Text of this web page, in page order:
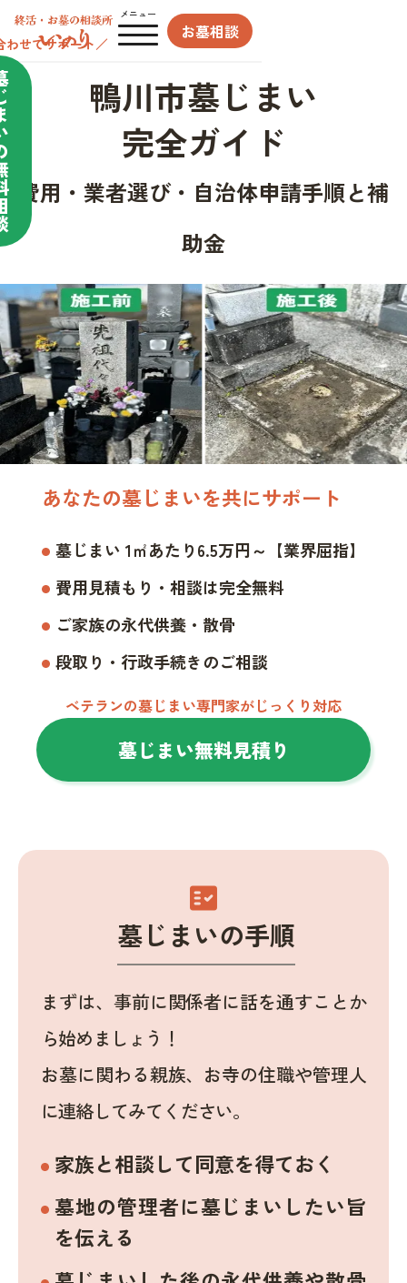
メニュー
お墓相談
わせてサポート／
鴨川市墓じまい
完全ガイド
費用・業者選び・自治体申請手順と補
助金
あなたの墓じまいを共にサポート
墓じまい 1㎡あたり6.5万円～【業界屈指】
費用見積もり・相談は完全無料
ご家族の永代供養・散骨
段取り・行政手続きのご相談
ベテランの墓じまい専門家がじっくり対応
墓じまい無料見積り
fact_check
墓じまいの手順
まずは、事前に関係者に話を通すことか
ら始めましょう！
お墓に関わる親族、お寺の住職や管理人
に連絡してみてください。
家族と相談して同意を得ておく
墓地の管理者に墓じまいしたい旨
を伝える